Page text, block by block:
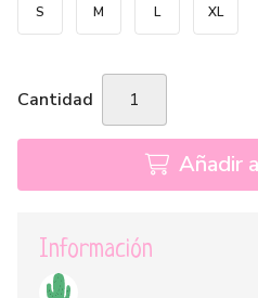
S M L XL
Cantidad
Añadir
Información